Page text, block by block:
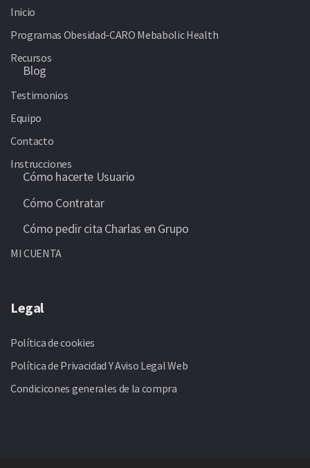
Inicio
Programas Obesidad-CARO Mebabolic Health
Recursos
Blog
Testimonios
Equipo
Contacto
Instrucciones
Cómo hacerte Usuario
Cómo Contratar
Cómo pedir cita Charlas en Grupo
MI CUENTA
Legal
Política de cookies
Política de Privacidad Y Aviso Legal Web
Condicicones generales de la compra